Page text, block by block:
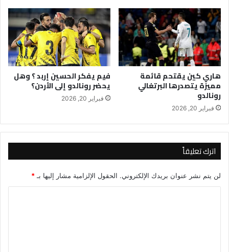
هاري كين يقتحم قائمة
مميزة يتصدرها البرتغالي
رونالدو
فبراير 20, 2026
فيم يفكر الحسين إربد ؟ وهل
يحضر رونالدو إلى الأردن؟
فبراير 20, 2026
اترك تعليقاً
لن يتم نشر عنوان بريدك الإلكتروني. الحقول الإلزامية مشار إليها بـ *